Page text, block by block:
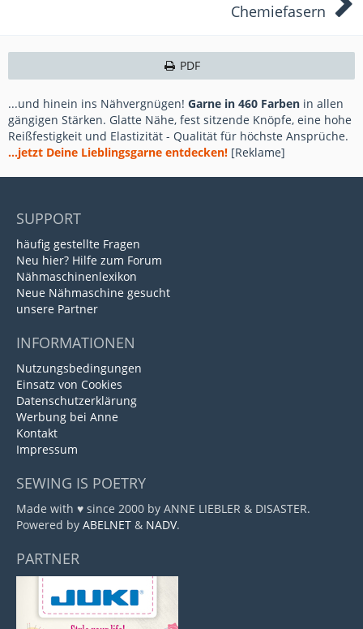
Chemiefasern
PDF
...und hinein ins Nähvergnügen! Garne in 460 Farben in allen
gängigen Stärken. Glatte Nähe, fest sitzende Knöpfe, eine hohe
Reißfestigkeit und Elastizität - Qualität für höchste Ansprüche.
...jetzt Deine Lieblingsgarne entdecken! [Reklame]
SUPPORT
häufig gestellte Fragen
Neu hier? Hilfe zum Forum
Nähmaschinenlexikon
Neue Nähmaschine gesucht
unsere Partner
INFORMATIONEN
Nutzungsbedingungen
Einsatz von Cookies
Datenschutzerklärung
Werbung bei Anne
Kontakt
Impressum
SEWING IS POETRY
Made with ♥ since 2000 by ANNE LIEBLER & DISASTER.
Powered by ABELNET & NADV.
PARTNER